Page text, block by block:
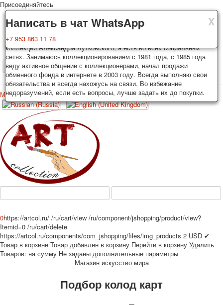
X
Доставка
Колоды, почтовые открытки тщательно упаковываются и
отправляются в течении 3-4 рабочих дней после оплаты.
Исключение: репринт под заказ, такие колоды карт отправляются в
течении 7-8 рабочих дней. Отправка осуществляется почтой России
с треком отслеживания. Цена пересылки зависит от веса и тарифов
почты на момент покупки. По желанию покупателя возможна
отправка СДЕК или другими транспортными компаниями.
X
Гарантия
Вы покупаете колоды игральных карт, почтовые открытки из частной
коллекции Александра Лутковского, я есть во всех социальных
сетях. Занимаюсь коллекционированием с 1981 года, с 1985 года
веду активное общение с коллекционерами, начал продажи
обменного фонда в интернете в 2003 году. Всегда выполняю свои
обязательства и всегда нахожусь на связи. Во избежание
недоразумений, если есть вопросы, лучше задать их до покупки.
X
Написать в чат WhatsApp
+7 953 863 11 78
Присоединяйтесь
TPL_PROTOSTAR_TOGGLE_MENU
Главная Игральные карты Открытки
Новости О сайте
Меню
Главная
Игральные карты
Классические
Эротические рисунки
Рекламные
Эротические фотоколоды
Пин-ап
Политические
Личности-звезды
Для детей
Видовые
Звери
Войти
0https://artcol.ru/ /ru/cart/view /ru/component/jshopping/product/view?
Itemid=0 /ru/cart/delete
https://artcol.ru/components/com_jshopping/files/img_products 2 USD ✔
Товар в корзине Товар добавлен в корзину Перейти в корзину Удалить
Товаров: на сумму Не заданы дополнительные параметры
Магазин искусство мира
Подбор колод карт